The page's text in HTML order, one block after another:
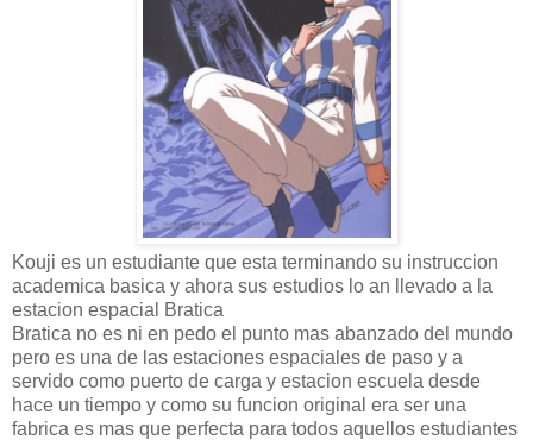
Kouji es un estudiante que esta terminando su instruccion
academica basica y ahora sus estudios lo an llevado a la
estacion espacial Bratica
Bratica no es ni en pedo el punto mas abanzado del mundo
pero es una de las estaciones espaciales de paso y a
servido como puerto de carga y estacion escuela desde
hace un tiempo y como su funcion original era ser una
fabrica es mas que perfecta para todos aquellos estudiantes